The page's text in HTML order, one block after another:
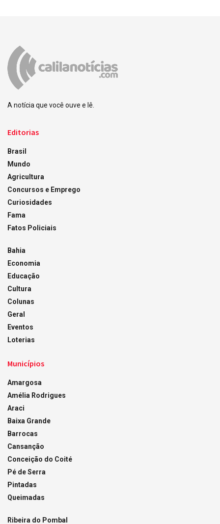
A notícia que você ouve e lê.
Editorias
Brasil
Mundo
Agricultura
Concursos e Emprego
Curiosidades
Fama
Fatos Policiais
Bahia
Economia
Educação
Cultura
Colunas
Geral
Eventos
Loterias
Municípios
Amargosa
Amélia Rodrigues
Araci
Baixa Grande
Barrocas
Cansanção
Conceição do Coité
Pé de Serra
Pintadas
Queimadas
Ribeira do Pombal